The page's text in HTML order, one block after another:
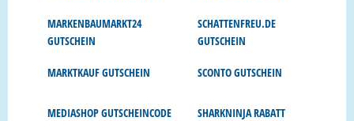
MARKENBAUMARKT24
GUTSCHEIN
MARKTKAUF GUTSCHEIN
MEDIASHOP GUTSCHEINCODE
SCHATTENFREU.DE
GUTSCHEIN
SCONTO GUTSCHEIN
SHARKNINJA RABATT